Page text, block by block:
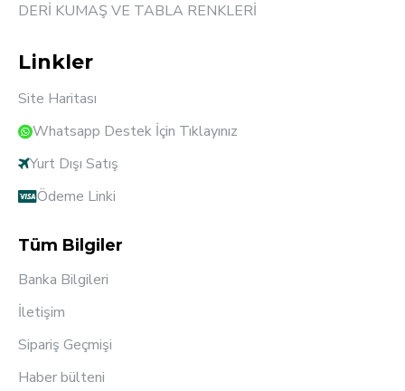
DERİ KUMAŞ VE TABLA RENKLERİ
Linkler
Site Haritası
Whatsapp Destek İçin Tıklayınız
Yurt Dışı Satış
Ödeme Linki
Tüm Bilgiler
Banka Bilgileri
İletişim
Sipariş Geçmişi
Haber bülteni